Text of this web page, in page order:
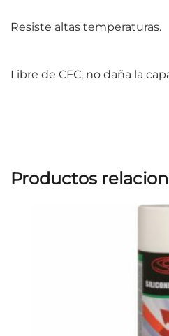
Resiste altas temperaturas.
Libre de CFC, no daña la
Productos